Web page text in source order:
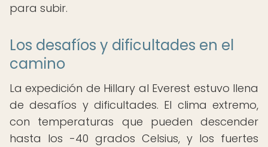
para subir.
Los desafíos y dificultades en el
camino
La expedición de Hillary al Everest estuvo llena
de desafíos y dificultades. El clima extremo,
con temperaturas que pueden descender
hasta los -40 grados Celsius, y los fuertes